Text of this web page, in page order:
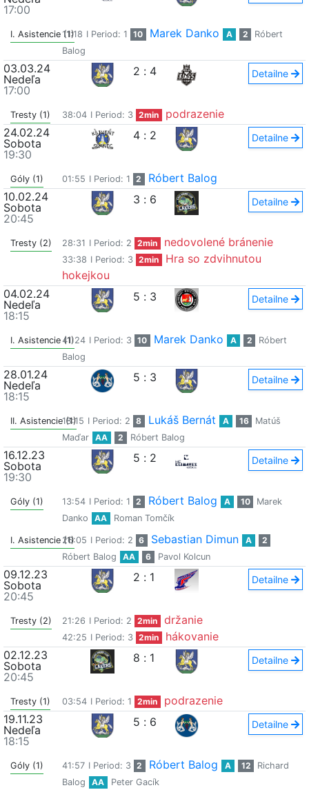
17:00
I. Asistencie (1)
11:18 I Period: 1 10 Marek Danko A 2
Róbert
Balog
03.03.24
Nedeľa
17:00
2 : 4 Detailne
Tresty (1) 38:04 I Period: 3 2min
podrazenie
24.02.24
Sobota
19:30
4 : 2 Detailne
Góly (1) 01:55 I Period: 1 2
Róbert Balog
10.02.24
Sobota
20:45
3 : 6 Detailne
Tresty (2) 28:31 I Period: 2 2min nedovolené bránenie
33:38 I Period: 3 2min
Hra so zdvihnutou
hokejkou
04.02.24
Nedeľa
18:15
5 : 3 Detailne
I. Asistencie (1)41:24 I Period: 3 10 Marek Danko A 2
Róbert
Balog
28.01.24
Nedeľa
18:15
5 : 3 Detailne
II. Asistencie (1)
18:15 I Period: 2 8 Lukáš Bernát A 16
Matúš
Maďar
AA 2 Róbert Balog
16.12.23
Sobota
19:30
5 : 2 Detailne
Góly (1) 13:54 I Period: 1 2 Róbert Balog A 10
Marek
Danko
AA Roman Tomčík
I. Asistencie (1)26:05 I Period: 2 6 Sebastian Dimun A
2
Róbert Balog
AA 6 Pavol Kolcun
09.12.23
Sobota
20:45
2 : 1 Detailne
Tresty (2) 21:26 I Period: 2 2min držanie
42:25 I Period: 3 2min
hákovanie
02.12.23
Sobota
20:45
8 : 1 Detailne
Tresty (1) 03:54 I Period: 1 2min
podrazenie
19.11.23
Nedeľa
18:15
5 : 6 Detailne
Góly (1) 41:57 I Period: 3 2 Róbert Balog A 12
Richard
Balog
AA Peter Gacík